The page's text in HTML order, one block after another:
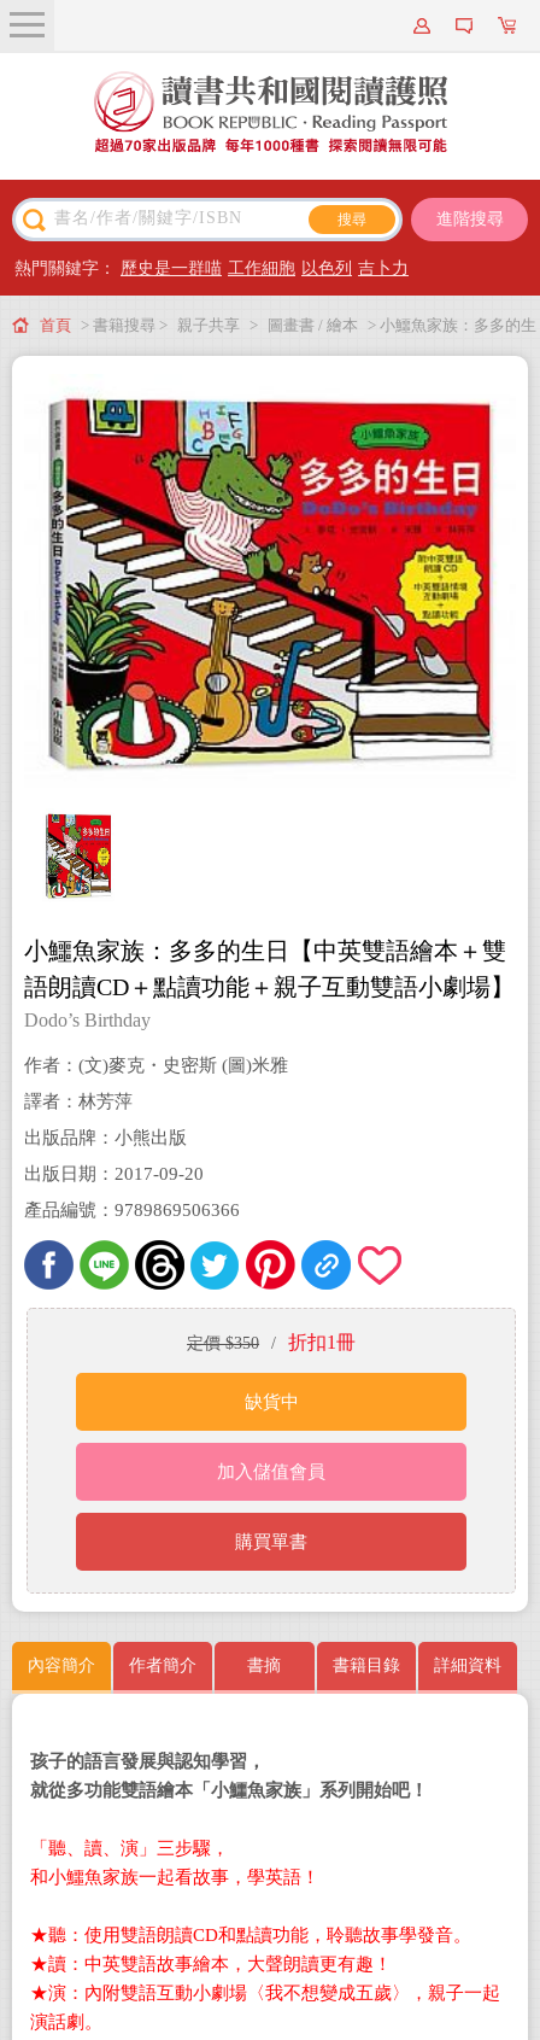
關於我們
近期新書
主題閱讀
出版專區
會員專屬
會員儲值方案
進階搜尋
熱門關鍵字： 歷史是一群喵 工作細胞 以色列 吉卜力
首頁 > 書籍搜尋 > 親子共享 > 圖畫書 / 繪本 > 小鱷魚家族：多多的生
小鱷魚家族：多多的生日【中英雙語繪本＋雙
語朗讀CD＋點讀功能＋親子互動雙語小劇場】
Dodo’s Birthday
作者：(文)麥克・史密斯 (圖)米雅
譯者：林芳萍
出版品牌：小熊出版
出版日期：2017-09-20
產品編號：9789869506366
定價 $350 / 折扣1冊
缺貨中
加入儲值會員
購買單書
內容簡介 作者簡介 書摘 書籍目錄 詳細資料
孩子的語言發展與認知學習，
就從多功能雙語繪本「小鱷魚家族」系列開始吧！
「聽、讀、演」三步驟，
和小鱷魚家族一起看故事，學英語！
★聽：使用雙語朗讀CD和點讀功能，聆聽故事學發音。
★讀：中英雙語故事繪本，大聲朗讀更有趣！
★演：內附雙語互動小劇場〈我不想變成五歲〉，親子一起
演話劇。